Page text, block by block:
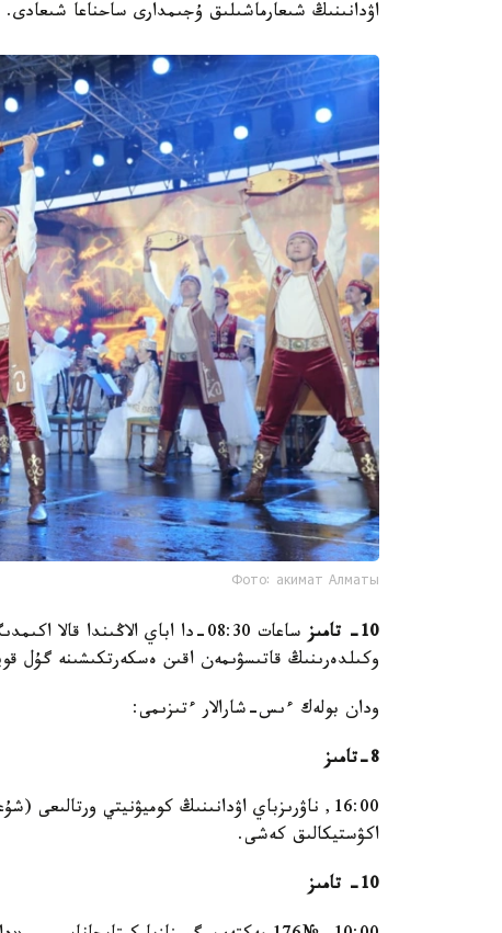
اۋدانىنىڭ شىعارماشىلىق ۇجىمدارى ساحناعا شىعادى.
Фото: акимат Алматы
10- تامىز
ساعات 08:30-دا اباي الاڭىندا
وكىلدەرىنىڭ قاتىسۋىمەن اقىن ەسكەرتكىشىنە گۇل
ودان بولەك ءىس-شارالار ءتىزىمى:
8-تامىز
اكۋستيكالىق كەشى.
10- تامىز